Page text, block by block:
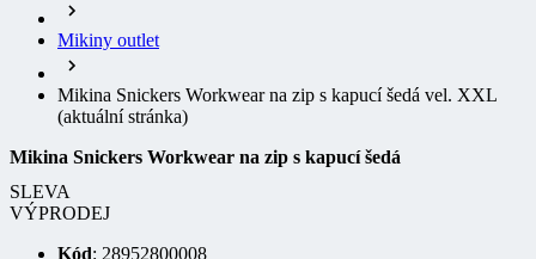
Mikiny outlet
Mikina Snickers Workwear na zip s kapucí šedá vel. XXL
(aktuální stránka)
Mikina Snickers Workwear na zip s kapucí šedá
SLEVA
VÝPRODEJ
Kód: 28952800008
EAN 7332515567970